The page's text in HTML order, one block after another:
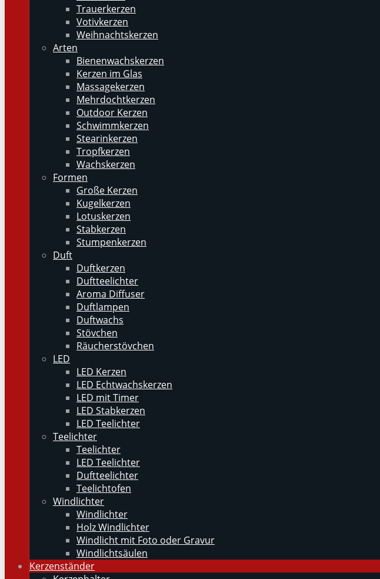
Trauerkerzen
Votivkerzen
Weihnachtskerzen
Arten
Bienenwachskerzen
Kerzen im Glas
Massagekerzen
Mehrdochtkerzen
Outdoor Kerzen
Schwimmkerzen
Stearinkerzen
Tropfkerzen
Wachskerzen
Formen
Große Kerzen
Kugelkerzen
Lotuskerzen
Stabkerzen
Stumpenkerzen
Duft
Duftkerzen
Duftteelichter
Aroma Diffuser
Duftlampen
Duftwachs
Stövchen
Räucherstövchen
LED
LED Kerzen
LED Echtwachskerzen
LED mit Timer
LED Stabkerzen
LED Teelichter
Teelichter
Teelichter
LED Teelichter
Duftteelichter
Teelichtofen
Windlichter
Windlichter
Holz Windlichter
Windlicht mit Foto oder Gravur
Windlichtsäulen
Kerzenständer